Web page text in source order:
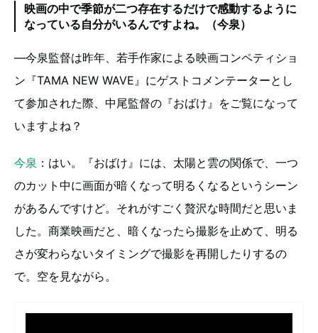
映画の中で季節が二つ存在するだけで感動するように
なっている自分がいるんですよね。（今泉）
―今泉監督は昨年、若手作家による映画コンペティショ
ン『TAMA NEW WAVE』にゲストコメンテーターとし
て参加された際、中尾監督の『おばけ』をご覧になって
いますよね？
今泉 ：はい。『おばけ』には、太陽と雲の関係で、一つ
のカット中に画面が暗くなって明るくなるというシーン
があるんですけど。それがすごく贅沢な時間だと思いま
した。商業映画だと、暗くなったら撮影を止めて、明る
さが変わらないタイミングで撮影を再開したりするの
で。空を見ながら。